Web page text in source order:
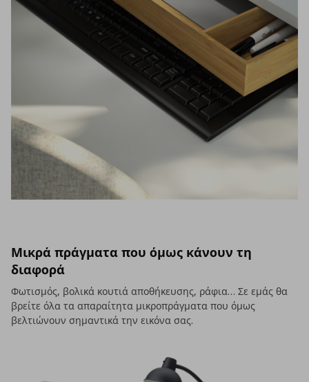
Μικρά πράγματα που όμως κάνουν τη
διαφορά
Φωτισμός, βολικά κουτιά αποθήκευσης, ράφια… Σε εμάς θα
βρείτε όλα τα απαραίτητα μικροπράγματα που όμως
βελτιώνουν σημαντικά την εικόνα σας.